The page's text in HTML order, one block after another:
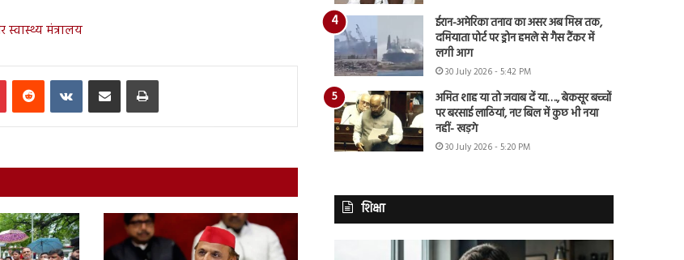
मंत्रालय
PinterestReddit VKontakteShare via Email Print
ईरान-अमेरिका तनाव का असर अब मिस्र तक,
दमियाता पोर्ट पर ड्रोन हमले से गैस टैंकर में
लगी आग
30 July 2026 - 5:42 PM
अमित शाह या तो जवाब दें या…., बेकसूर बच्चों
पर बरसाई लाठियां, नए बिल में कुछ भी नया
नहीं- खड़गे
30 July 2026 - 5:20 PM
शिक्षा